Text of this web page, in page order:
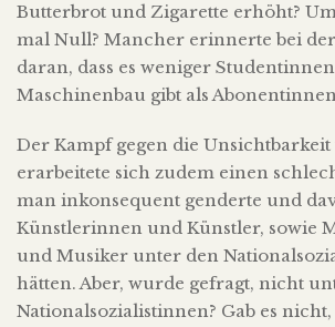
Butterbrot und Zigarette erhöht?
mal Null? Mancher erinnerte bei
daran, dass es weniger
Maschinenbau gibt als
Der Kampf gegen die
erarbeitete sich zudem einen
man inkonsequent genderte und
Künstlerinnen und Künstler, sowie
und Musiker unter den
hätten. Aber, wurde gefragt, nicht
Nationalsozialistinnen? Gab es nicht,